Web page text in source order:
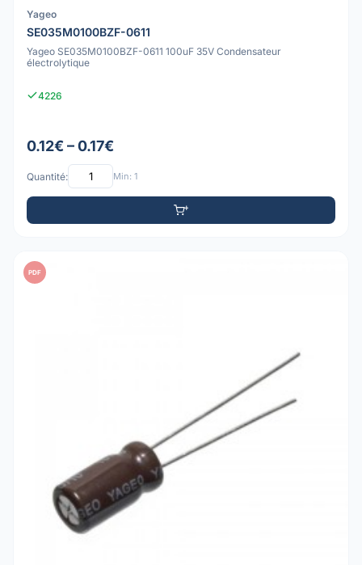
Yageo
SE035M0100BZF-0611
Yageo SE035M0100BZF-0611 100uF 35V Condensateur
électrolytique
4226
0.12€ – 0.17€
Quantité: Min: 1
PDF